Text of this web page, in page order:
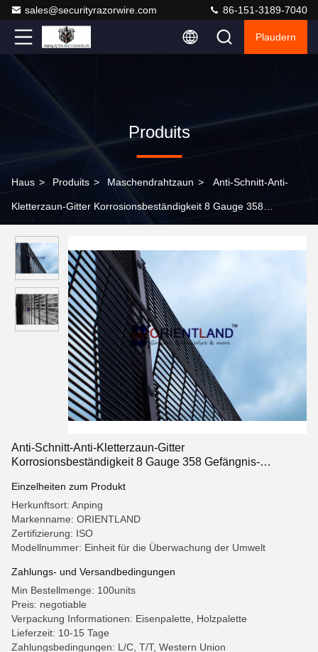
sales@securityrazorwire.com 86-151-3189-7040
Plaudern
Produits
Haus > Produits > Maschendrahtzaun > Anti-Schnitt-Anti-
Kletterzaun-Gitter Korrosionsbeständigkeit 8 Gauge 358
Anti-Schnitt-Anti-Kletterzaun-Gitter
Korrosionsbeständigkeit 8 Gauge 358 Gefängnis-
Einzelheiten zum Produkt
Herkunftsort: Anping
Markenname: ORIENTLAND
Zertifizierung: ISO
Modellnummer: Einheit für die Überwachung der Umwelt
Zahlungs- und Versandbedingungen
Min Bestellmenge: 100units
Preis: negotiable
Verpackung Informationen: Eisenpalette, Holzpalette
Lieferzeit: 10-15 Tage
Zahlungsbedingungen: L/C, T/T, Western Union